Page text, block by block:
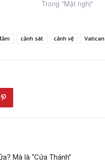
Trong "Mật nghị"
cảnh sát cảnh vệ Vatican
Mà là “Cửa Thánh”